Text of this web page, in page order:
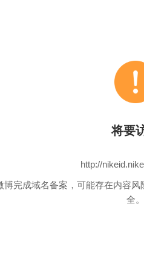
将要
博完成域名备案，可能存在内容
全。